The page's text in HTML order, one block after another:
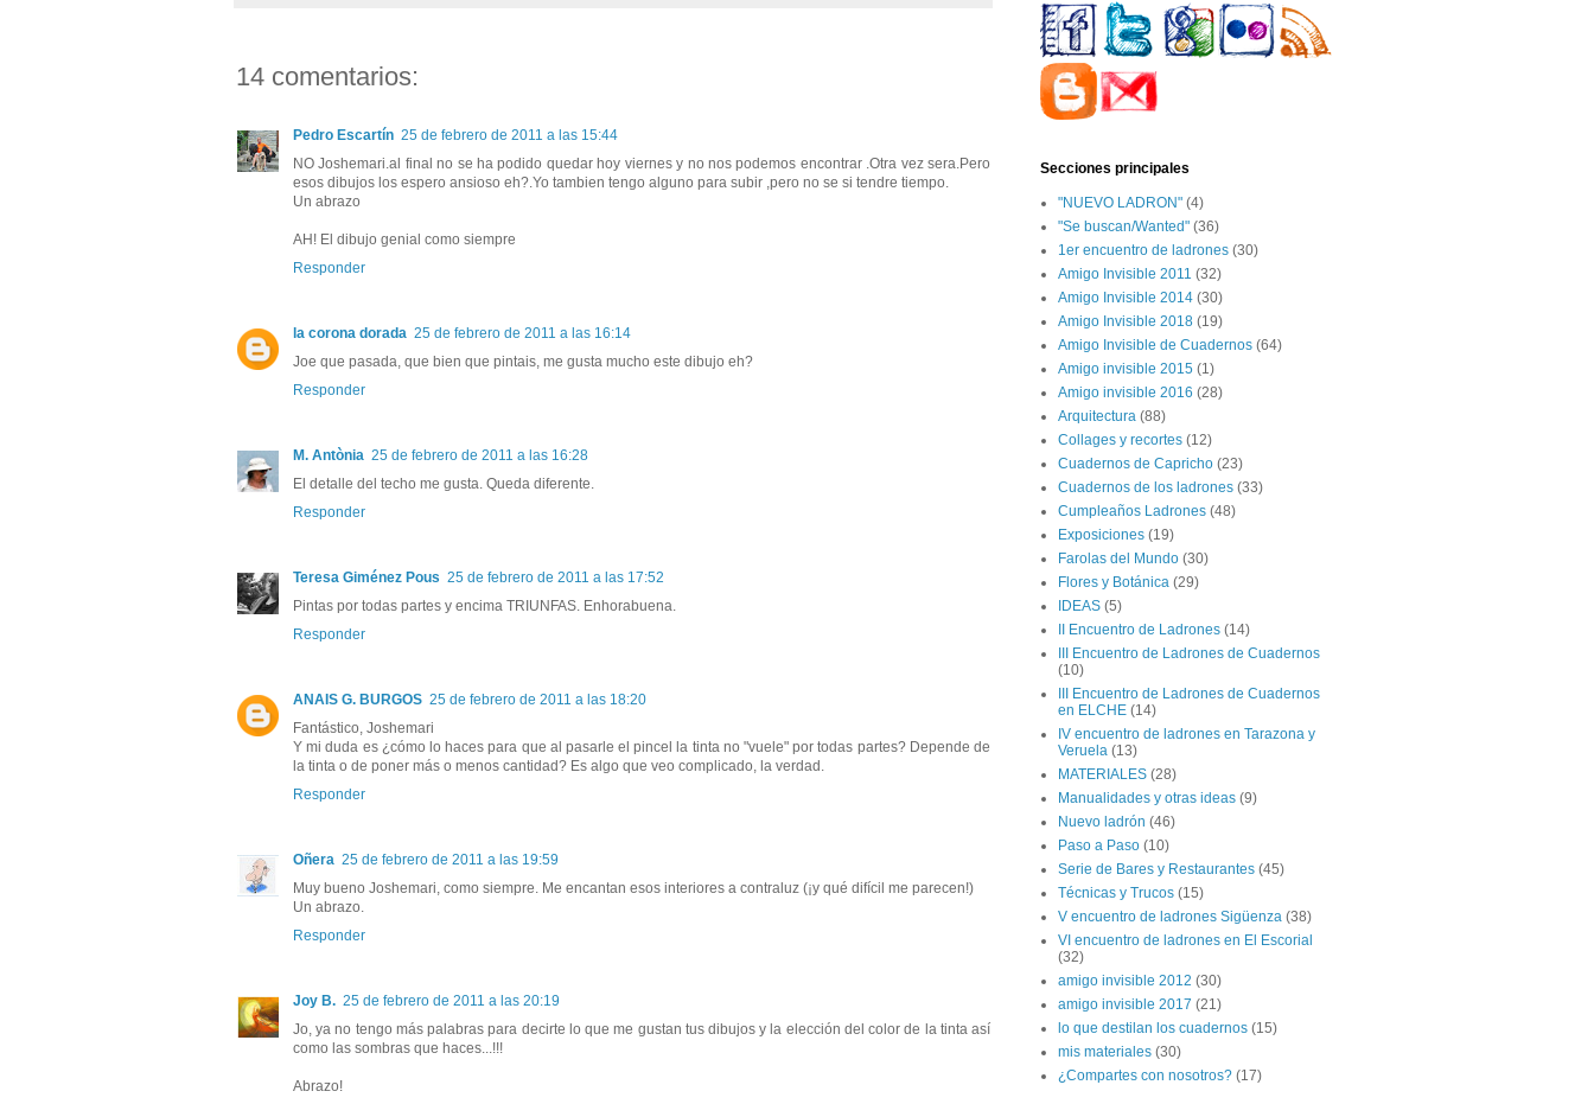
14 comentarios:
Pedro Escartín 25 de febrero de 2011 a las 15:44
NO Joshemari.al final no se ha podido quedar hoy viernes y no nos podemos encontrar .Otra vez sera.Pero
esos dibujos los espero ansioso eh?.Yo tambien tengo alguno para subir ,pero no se si tendre tiempo.
Un abrazo
AH! El dibujo genial como siempre
Responder
la corona dorada 25 de febrero de 2011 a las 16:14
Joe que pasada, que bien que pintais, me gusta mucho este dibujo eh?
Responder
M. Antònia 25 de febrero de 2011 a las 16:28
El detalle del techo me gusta. Queda diferente.
Responder
Teresa Giménez Pous 25 de febrero de 2011 a las 17:52
Pintas por todas partes y encima TRIUNFAS. Enhorabuena.
Responder
ANAIS G. BURGOS 25 de febrero de 2011 a las 18:20
Fantástico, Joshemari
Y mi duda es ¿cómo lo haces para que al pasarle el pincel la tinta no "vuele" por todas partes? Depende de
la tinta o de poner más o menos cantidad? Es algo que veo complicado, la verdad.
Responder
Oñera 25 de febrero de 2011 a las 19:59
Muy bueno Joshemari, como siempre. Me encantan esos interiores a contraluz (¡y qué difícil me parecen!)
Un abrazo.
Responder
Joy B. 25 de febrero de 2011 a las 20:19
Jo, ya no tengo más palabras para decirte lo que me gustan tus dibujos y la elección del color de la tinta así
como las sombras que haces...!!!
Abrazo!
Secciones principales
"NUEVO LADRON" (4)
"Se buscan/Wanted" (36)
1er encuentro de ladrones (30)
Amigo Invisible 2011 (32)
Amigo Invisible 2014 (30)
Amigo Invisible 2018 (19)
Amigo Invisible de Cuadernos (64)
Amigo invisible 2015 (1)
Amigo invisible 2016 (28)
Arquitectura (88)
Collages y recortes (12)
Cuadernos de Capricho (23)
Cuadernos de los ladrones (33)
Cumpleaños Ladrones (48)
Exposiciones (19)
Farolas del Mundo (30)
Flores y Botánica (29)
IDEAS (5)
II Encuentro de Ladrones (14)
III Encuentro de Ladrones de Cuadernos
(10)
III Encuentro de Ladrones de Cuadernos
en ELCHE (14)
IV encuentro de ladrones en Tarazona y
Veruela (13)
MATERIALES (28)
Manualidades y otras ideas (9)
Nuevo ladrón (46)
Paso a Paso (10)
Serie de Bares y Restaurantes (45)
Técnicas y Trucos (15)
V encuentro de ladrones Sigüenza (38)
VI encuentro de ladrones en El Escorial
(32)
amigo invisible 2012 (30)
amigo invisible 2017 (21)
lo que destilan los cuadernos (15)
mis materiales (30)
¿Compartes con nosotros? (17)